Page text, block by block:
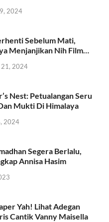
2024
Sebelum Mati,
Menjanjikan Nih Film…
21, 2024
Nest: Petualangan Seru
Mukti Di Himalaya
2024
Segera Berlalu,
Annisa Hasim
Yah! Lihat Adegan
Cantik Vanny Maisella